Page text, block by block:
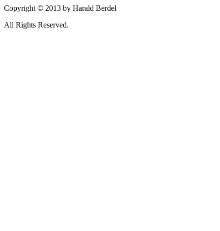
Copyright © 2013 by Harald Berdel
All Rights Reserved.